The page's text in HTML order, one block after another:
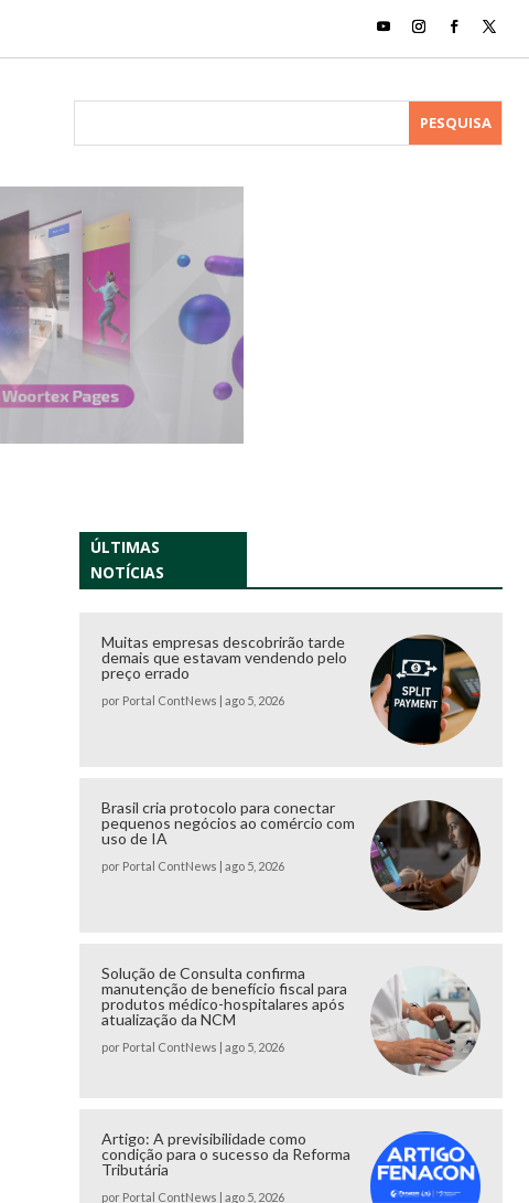
ÚLTIMAS
NOTÍCIAS
Muitas empresas descobrirão tarde
demais que estavam vendendo pelo
preço errado
por Portal ContNews ago 5, 2026
Brasil cria protocolo para conectar
pequenos negócios ao comércio com
uso de IA
por Portal ContNews ago 5, 2026
Solução de Consulta confirma
manutenção de benefício fiscal para
produtos médico-hospitalares após
atualização da NCM
por Portal ContNews ago 5, 2026
Artigo: A previsibilidade como
condição para o sucesso da Reforma
Tributária
por Portal ContNews ago 5, 2026